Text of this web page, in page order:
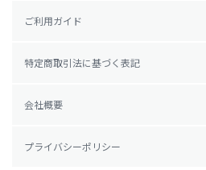
ご利用ガイド
特定商取引法に基づく表記
会社概要
プライバシーポリシー